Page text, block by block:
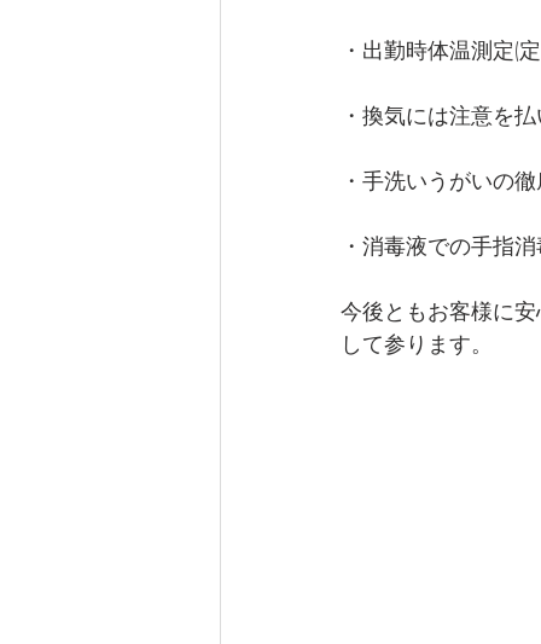
・出勤時体温測定(
・換気には注意を
・手洗いうがいの
・消毒液での手指
今後ともお客様に
して参ります。